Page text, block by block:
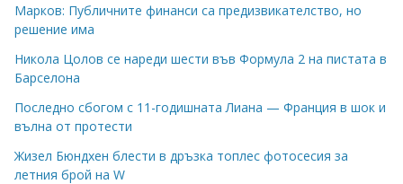
Марков: Публичните финанси са предизвикателство, но
решение има
Никола Цолов се нареди шести във Формула 2 на пистата в
Барселона
Последно сбогом с 11-годишната Лиана — Франция в шок и
вълна от протести
Жизел Бюндхен блести в дръзка топлес фотосесия за
летния брой на W